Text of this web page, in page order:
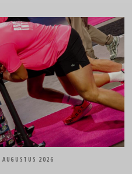
Philips Stadion. Een
aan hun race; niet
Door de extra ronde te
en direct bijdragen
die door het Philips
AUGUSTUS 2026